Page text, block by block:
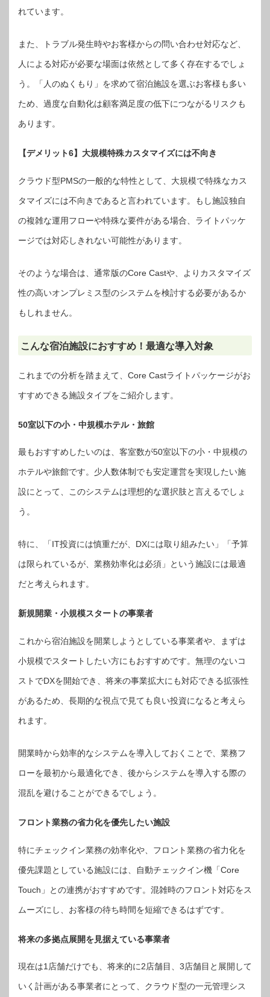
れています。
また、トラブル発生時やお客様からの問い合わせ対応など、
人による対応が必要な場面は依然として多く存在するでしょ
う。「人のぬくもり」を求めて宿泊施設を選ぶお客様も多い
ため、過度な自動化は顧客満足度の低下につながるリスクも
あります。
【デメリット6】大規模特殊カスタマイズには不向き
クラウド型PMSの一般的な特性として、大規模で特殊なカス
タマイズには不向きであると言われています。もし施設独自
の複雑な運用フローや特殊な要件がある場合、ライトパッケ
ージでは対応しきれない可能性があります。
そのような場合は、通常版のCore Castや、よりカスタマイズ
性の高いオンプレミス型のシステムを検討する必要があるか
もしれません。
こんな宿泊施設におすすめ！最適な導入対象
これまでの分析を踏まえて、Core Castライトパッケージがお
すすめできる施設タイプをご紹介します。
50室以下の小・中規模ホテル・旅館
最もおすすめしたいのは、客室数が50室以下の小・中規模の
ホテルや旅館です。少人数体制でも安定運営を実現したい施
設にとって、このシステムは理想的な選択肢と言えるでしょ
う。
特に、「IT投資には慎重だが、DXには取り組みたい」「予算
は限られているが、業務効率化は必須」という施設には最適
だと考えられます。
新規開業・小規模スタートの事業者
これから宿泊施設を開業しようとしている事業者や、まずは
小規模でスタートしたい方にもおすすめです。無理のないコ
ストでDXを開始でき、将来の事業拡大にも対応できる拡張性
があるため、長期的な視点で見ても良い投資になると考えら
れます。
開業時から効率的なシステムを導入しておくことで、業務フ
ローを最初から最適化でき、後からシステムを導入する際の
混乱を避けることができるでしょう。
フロント業務の省力化を優先したい施設
特にチェックイン業務の効率化や、フロント業務の省力化を
優先課題としている施設には、自動チェックイン機「Core
Touch」との連携がおすすめです。混雑時のフロント対応をス
ムーズにし、お客様の待ち時間を短縮できるはずです。
将来の多拠点展開を見据えている事業者
現在は1店舗だけでも、将来的に2店舗目、3店舗目と展開して
いく計画がある事業者にとって、クラウド型の一元管理シス